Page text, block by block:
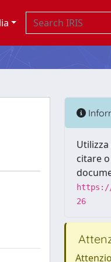
citare
https://
26